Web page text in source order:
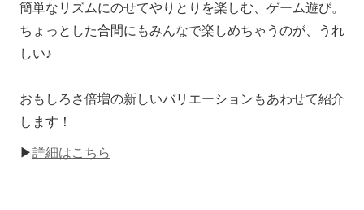
簡単なリズムにのせてやりとりを楽しむ、ゲーム遊び。
ちょっとした合間にもみんなで楽しめちゃうのが、うれ
しい♪
おもしろさ倍増の新しいバリエーションもあわせて紹介
します！
▶詳細はこちら